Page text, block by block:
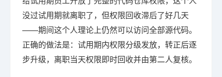
没过试用期就离职了，但权限回收滞后了好几天
——期间这个人理论上仍然可以访问全部源代码。
正确的做法是：试用期内权限分级发放，转正后逐
步升级，离职当天权限即时回收并由第二人复核。